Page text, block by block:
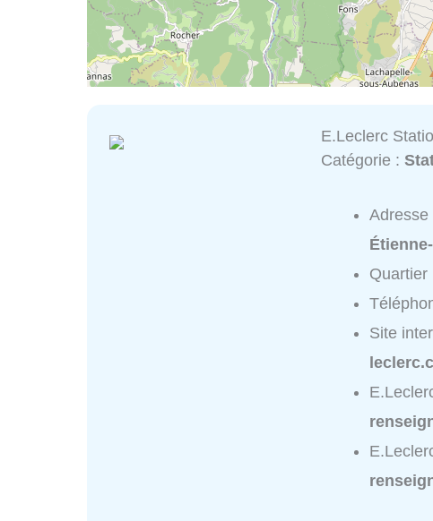
E.Leclerc
Catégorie :
Quartier
Site